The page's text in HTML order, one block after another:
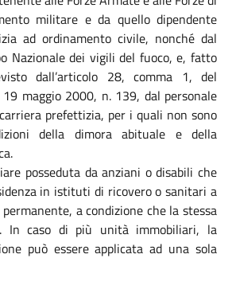
militare e da quello dipendente
ad ordinamento civile, nonché dal
Nazionale dei vigili del fuoco, e, fatto
dall’articolo 28, comma 1, del
maggio 2000, n. 139, dal personale
prefettizia, per i quali non sono
della dimora abituale e della
posseduta da anziani o disabili che
in istituti di ricovero o sanitari a
a condizione che la stessa
In caso di più unità immobiliari, la
può essere applicata ad una sola